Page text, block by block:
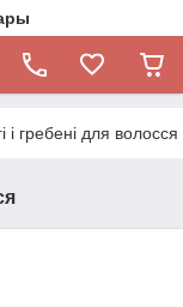
і гребені для волосся